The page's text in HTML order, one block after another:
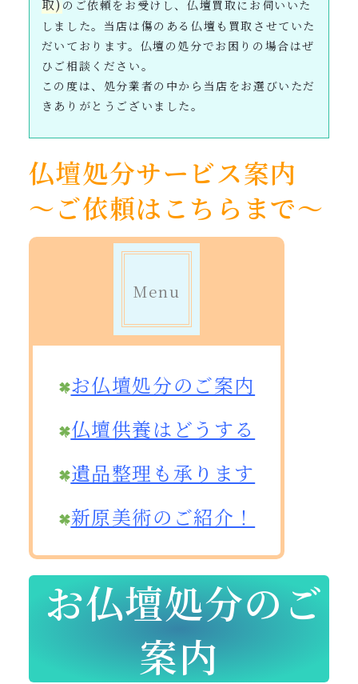
取) のご依頼をお受けし、仏壇買取にお伺いいた
しました。当店は傷のある仏壇も買取させていた
だいております。仏壇の処分でお困りの場合はぜ
ひご相談ください。
この度は、処分業者の中から当店をお選びいただ
きありがとうございました。
仏壇処分サービス案内
〜ご依頼はこちらまで〜
Menu
お仏壇処分のご案内
仏壇供養はどうする
遺品整理も承ります
新原美術のご紹介！
お仏壇処分のご
案内